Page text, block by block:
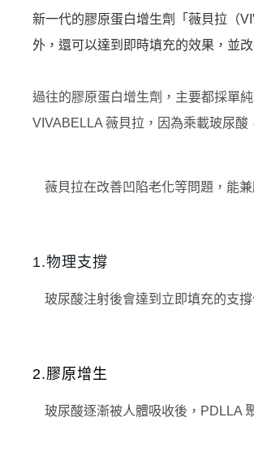
新一代的膠原蛋白增生劑「薇貝拉（
外，還可以達到即時填充的效果，並
過往的膠原蛋白增生劑，主要都採單
VIVABELLA 薇貝拉，因為乘載玻尿
薇貝拉在改善凹陷老化等問題，能
1.物理支撐
玻尿酸注射後會達到立即填充的支
2.膠原增生
玻尿酸逐漸被人體吸收後，PDLLA